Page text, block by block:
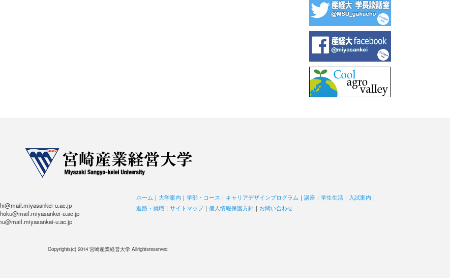
u.ac.jp
u.ac.jp
u.ac.jp
ホーム ｜ 大学案内 ｜ 学部・コース ｜ キャリアデザインプログラム ｜ 講座 ｜ 学生生活 ｜ 入試案内 ｜
進路・就職 ｜ サイトマップ｜ 個人情報保護方針 ｜ お問い合わせ
Copyrights(c) 2014 宮崎産業経営大学 Allrightsreserved.